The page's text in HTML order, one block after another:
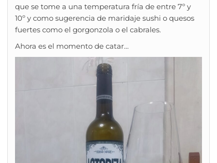
que se tome a una temperatura fría de entre 7º y
10º y como sugerencia de maridaje sushi o quesos
fuertes como el gorgonzola o el cabrales.
Ahora es el momento de catar…